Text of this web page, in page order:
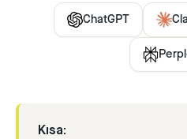
ChatGPT
Kısa: